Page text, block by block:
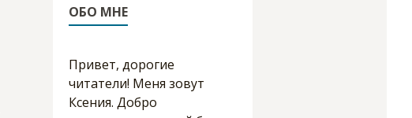
ОБО МНЕ
Привет, дорогие
читатели! Меня зовут
Ксения. Добро